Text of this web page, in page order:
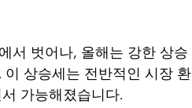
서 벗어나, 올해는 강한 상승
상승세는 전반적인 시장 환
가능해졌습니다.